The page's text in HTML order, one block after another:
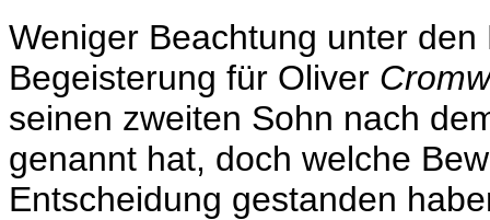
Weniger Beachtung unter
Begeisterung für Oliver
seinen zweiten Sohn nach
genannt hat, doch welche
Entscheidung gestanden